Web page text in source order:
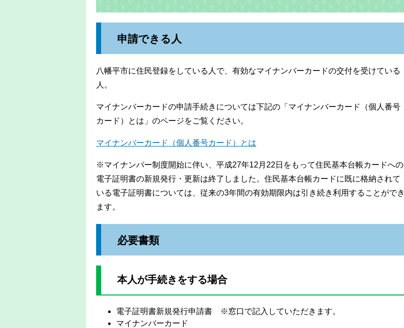
申請できる人
八幡平市に住民登録をしている人で、有効なマイナンバーカードの交付を受けている
人。
マイナンバーカードの申請手続きについては下記の「マイナンバーカード（個人番号
カード）とは」のページをご覧ください。
マイナンバーカード（個人番号カード）とは
※マイナンバー制度開始に伴い、平成27年12月22日をもって住民基本台帳カードへの
電子証明書の新規発行・更新は終了しました。住民基本台帳カードに既に格納されて
いる電子証明書については、従来の3年間の有効期限内は引き続き利用することができ
ます。
必要書類
本人が手続きをする場合
電子証明書新規発行申請書 ※窓口で記入していただきます。
マイナンバーカード